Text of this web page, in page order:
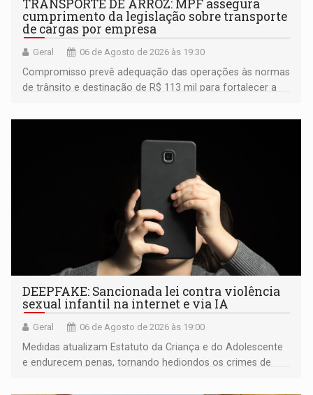
TRANSPORTE DE ARROZ: MPF assegura
cumprimento da legislação sobre transporte
de cargas por empresa
Geral 06 de Agosto de 2026 às 19:30
Compromisso prevê adequação das operações às normas
de trânsito e destinação de R$ 113 mil para fortalecer a
DEEPFAKE: Sancionada lei contra violência
sexual infantil na internet e via IA
Geral 06 de Agosto de 2026 às 19:00
Medidas atualizam Estatuto da Criança e do Adolescente
e endurecem penas, tornando hediondos os crimes de